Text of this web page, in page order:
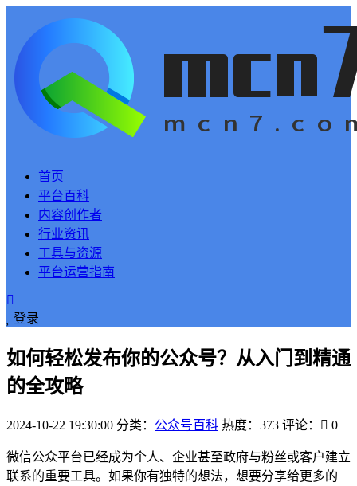
首页
平台百科
内容创作者
行业资讯
工具与资源
平台运营指南
登录
如何轻松发布你的公众号？从入门到精通
的全攻略
2024-10-22 19:30:00 分类： 公众号百科 热度：373 评论： 0
微信公众平台已经成为个人、企业甚至政府与粉丝或客户建立
联系的重要工具。如果你有独特的想法，想要分享给更多的